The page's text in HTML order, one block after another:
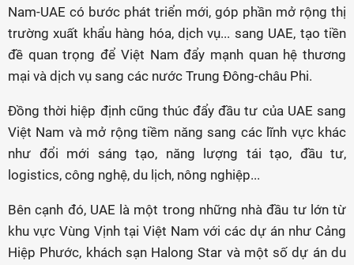
Nam-UAE có bước phát triển mới, góp phần mở rộng thị
trường xuất khẩu hàng hóa, dịch vụ... sang UAE, tạo tiền
đề quan trọng để Việt Nam đẩy mạnh quan hệ thương
mại và dịch vụ sang các nước Trung Đông-châu Phi.
Đồng thời hiệp định cũng thúc đẩy đầu tư của UAE sang
Việt Nam và mở rộng tiềm năng sang các lĩnh vực khác
như đổi mới sáng tạo, năng lượng tái tạo, đầu tư,
logistics, công nghệ, du lịch, nông nghiệp...
Bên cạnh đó, UAE là một trong những nhà đầu tư lớn từ
khu vực Vùng Vịnh tại Việt Nam với các dự án như Cảng
Hiệp Phước, khách sạn Halong Star và một số dự án du